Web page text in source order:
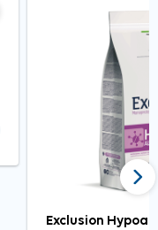
Exclusion